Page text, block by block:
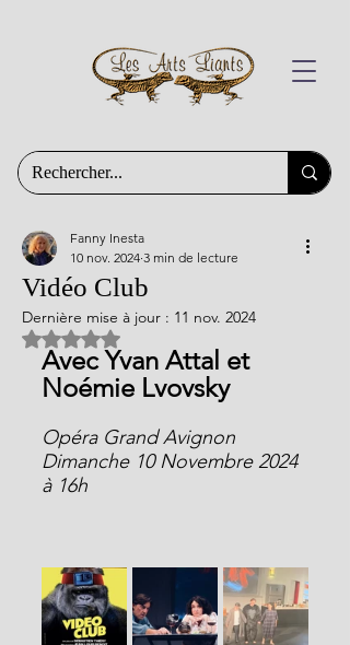
Vidéo Club
Fanny Inesta
10 nov. 2024 3 min de lecture
Dernière mise à jour : 11 nov. 2024
Noté NaN étoiles sur 5.
Avec Yvan Attal et
Noémie Lvovsky
Opéra Grand Avignon
Dimanche 10 Novembre 2024
à 16h